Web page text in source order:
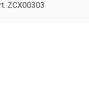
ZCX00303